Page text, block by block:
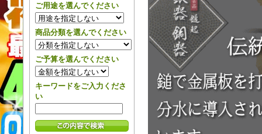
ご用途を選んでください
商品分類を選んでください
ご予算を選んでください
キーワードをご入力くださ
い